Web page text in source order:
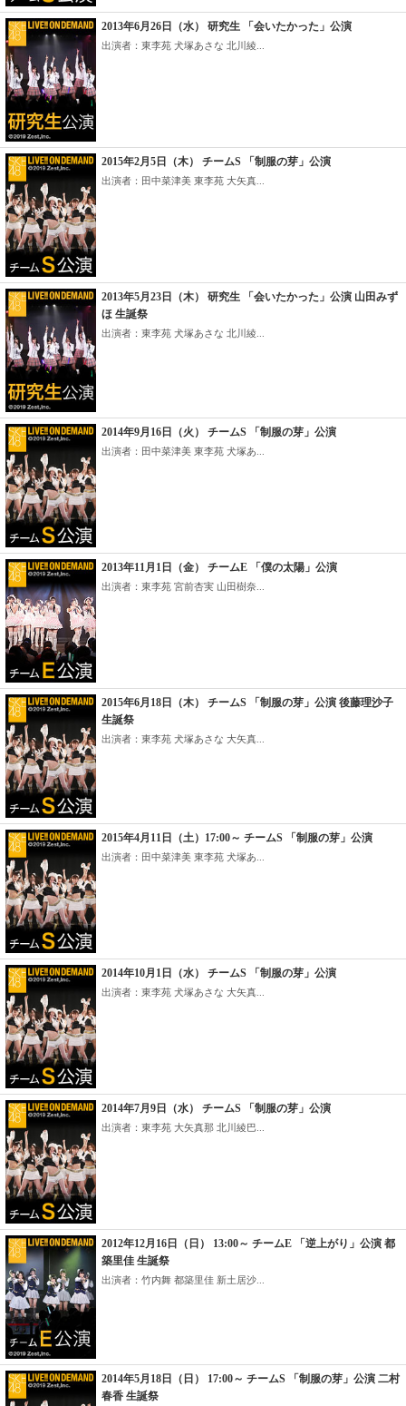
2013年6月26日（水） 研究生 「会いたかった」公演
出演者：東李苑 犬塚あさな 北川綾...
2015年2月5日（木） チームS 「制服の芽」公演
出演者：田中菜津美 東李苑 大矢真...
2013年5月23日（木） 研究生 「会いたかった」公演 山田みず
ほ 生誕祭
出演者：東李苑 犬塚あさな 北川綾...
2014年9月16日（火） チームS 「制服の芽」公演
出演者：田中菜津美 東李苑 犬塚あ...
2013年11月1日（金） チームE 「僕の太陽」公演
出演者：東李苑 宮前杏実 山田樹奈...
2015年6月18日（木） チームS 「制服の芽」公演 後藤理沙子
生誕祭
出演者：東李苑 犬塚あさな 大矢真...
2015年4月11日（土）17:00～ チームS 「制服の芽」公演
出演者：田中菜津美 東李苑 犬塚あ...
2014年10月1日（水） チームS 「制服の芽」公演
出演者：東李苑 犬塚あさな 大矢真...
2014年7月9日（水） チームS 「制服の芽」公演
出演者：東李苑 大矢真那 北川綾巴...
2012年12月16日（日） 13:00～ チームE 「逆上がり」公演 都
築里佳 生誕祭
出演者：竹内舞 都築里佳 新土居沙...
2014年5月18日（日） 17:00～ チームS 「制服の芽」公演 二村
春香 生誕祭